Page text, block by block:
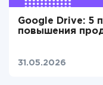
Google Drive: 5
повышения
31.05.2026